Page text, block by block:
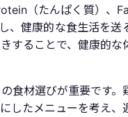
（たんぱく質）、
、健康的な食生活を送
することで、健康的な
食材選びが重要です。
したメニューを考え、